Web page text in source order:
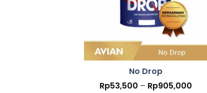
No Drop
Rp53,500 – Rp905,000Price